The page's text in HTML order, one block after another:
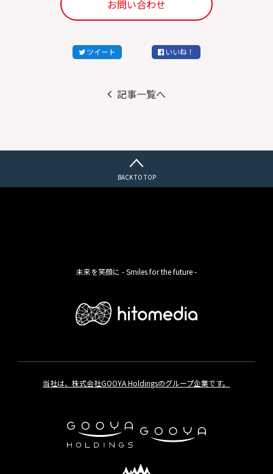
お問い合わせ
ツイート いいね！
記事一覧へ
BACK TO TOP
未来を笑顔に - Smiles for the future -
当社は、株式会社GOOYA Holdingsのグループ企業です。